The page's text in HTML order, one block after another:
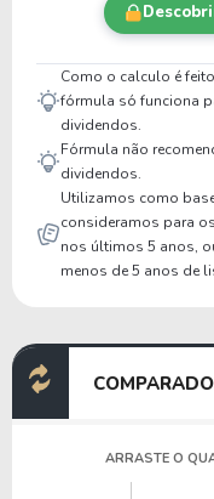
Como o calculo é
fórmula só funciona
dividendos.
Fórmula não
dividendos.
Utilizamos como
consideramos para
nos últimos 5 anos,
menos de 5 anos de
ARRASTE O